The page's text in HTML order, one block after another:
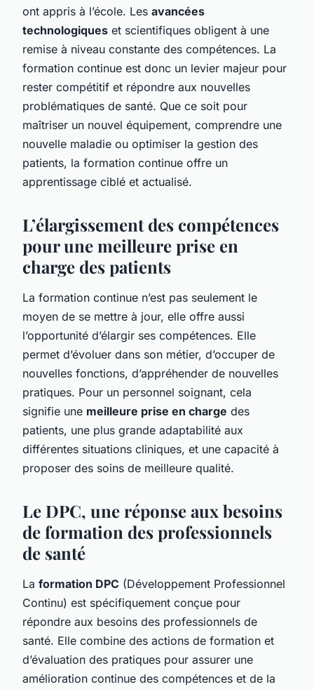
ont appris à l’école. Les avancées
technologiques et scientifiques obligent à une
remise à niveau constante des compétences. La
formation continue est donc un levier majeur pour
rester compétitif et répondre aux nouvelles
problématiques de santé. Que ce soit pour
maîtriser un nouvel équipement, comprendre une
nouvelle maladie ou optimiser la gestion des
patients, la formation continue offre un
apprentissage ciblé et actualisé.
L’élargissement des compétences
pour une meilleure prise en
charge des patients
La formation continue n’est pas seulement le
moyen de se mettre à jour, elle offre aussi
l’opportunité d’élargir ses compétences. Elle
permet d’évoluer dans son métier, d’occuper de
nouvelles fonctions, d’appréhender de nouvelles
pratiques. Pour un personnel soignant, cela
signifie une meilleure prise en charge des
patients, une plus grande adaptabilité aux
différentes situations cliniques, et une capacité à
proposer des soins de meilleure qualité.
Le DPC, une réponse aux besoins
de formation des professionnels
de santé
La formation DPC (Développement Professionnel
Continu) est spécifiquement conçue pour
répondre aux besoins des professionnels de
santé. Elle combine des actions de formation et
d’évaluation des pratiques pour assurer une
amélioration continue des compétences et de la